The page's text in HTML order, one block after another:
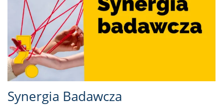
Synergia Badawcza